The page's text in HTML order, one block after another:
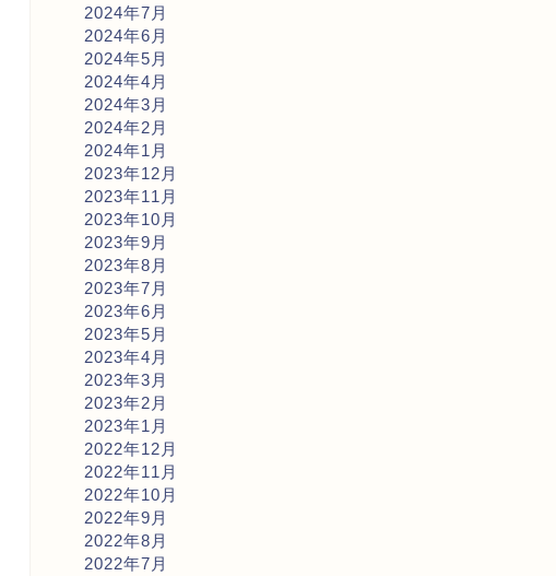
2024年7月
2024年6月
2024年5月
2024年4月
2024年3月
2024年2月
2024年1月
2023年12月
2023年11月
2023年10月
2023年9月
2023年8月
2023年7月
2023年6月
2023年5月
2023年4月
2023年3月
2023年2月
2023年1月
2022年12月
2022年11月
2022年10月
2022年9月
2022年8月
2022年7月